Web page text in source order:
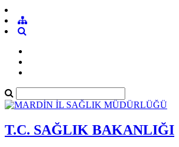
T.C. SAĞLIK BAKANLIĞI